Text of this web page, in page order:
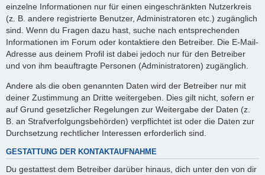
einzelne Informationen nur für einen eingeschränkten Nutzerkreis
(z. B. andere registrierte Benutzer, Administratoren etc.) zugänglich
sind. Wenn du Fragen dazu hast, suche nach entsprechenden
Informationen im Forum oder kontaktiere den Betreiber. Die E-Mail-
Adresse aus deinem Profil ist dabei jedoch nur für den Betreiber
und von ihm beauftragte Personen (Administratoren) zugänglich.
Andere als die oben genannten Daten wird der Betreiber nur mit
deiner Zustimmung an Dritte weitergeben. Dies gilt nicht, sofern er
auf Grund gesetzlicher Regelungen zur Weitergabe der Daten (z.
B. an Strafverfolgungsbehörden) verpflichtet ist oder die Daten zur
Durchsetzung rechtlicher Interessen erforderlich sind.
GESTATTUNG DER KONTAKTAUFNAHME
Du gestattest dem Betreiber darüber hinaus, dich unter den von dir